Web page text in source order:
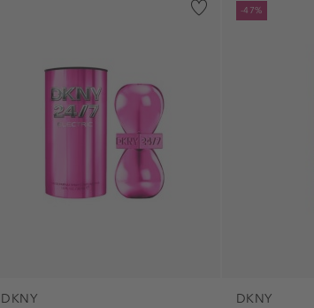
DKNY
-47%
DKNY